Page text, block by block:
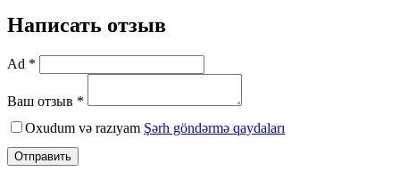
Написать отзыв
Ad *
Ваш отзыв *
Oxudum və razıyam Şərh göndərmə qaydaları
Отправить